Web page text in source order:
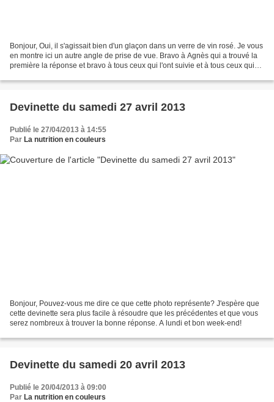
Bonjour, Oui, il s'agissait bien d'un glaçon dans un verre de vin rosé. Je vous
en montre ici un autre angle de prise de vue. Bravo à Agnès qui a trouvé la
première la réponse et bravo à tous ceux qui l'ont suivie et à tous ceux qui
Devinette du samedi 27 avril 2013
Publié le 27/04/2013 à 14:55
Par La nutrition en couleurs
Bonjour, Pouvez-vous me dire ce que cette photo représente? J'espère que
cette devinette sera plus facile à résoudre que les précédentes et que vous
serez nombreux à trouver la bonne réponse. A lundi et bon week-end!
Devinette du samedi 20 avril 2013
Publié le 20/04/2013 à 09:00
Par La nutrition en couleurs